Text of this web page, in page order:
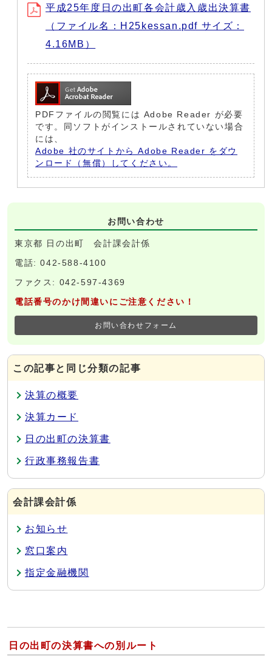
平成25年度日の出町各会計歳入歳出決算書
（ファイル名：H25kessan.pdf サイズ：
4.16MB）
PDFファイルの閲覧には Adobe Reader が必要
です。同ソフトがインストールされていない場合
には、
Adobe 社のサイトから Adobe Reader をダウ
ンロード（無償）してください。
お問い合わせ
東京都 日の出町 会計課会計係
電話: 042-588-4100
ファクス: 042-597-4369
電話番号のかけ間違いにご注意ください！
お問い合わせフォーム
この記事と同じ分類の記事
決算の概要
決算カード
日の出町の決算書
行政事務報告書
会計課会計係
お知らせ
窓口案内
指定金融機関
日の出町の決算書への別ルート